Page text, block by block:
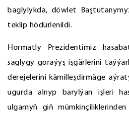
baglylykda, döwlet
teklip hödürlenildi.
Hormatly Prezidentimiz
saglygy goraýyş işgärlerini
derejelerini kämilleşdirmäge
ugurda alnyp barylýan işleri
ulgamyň giň